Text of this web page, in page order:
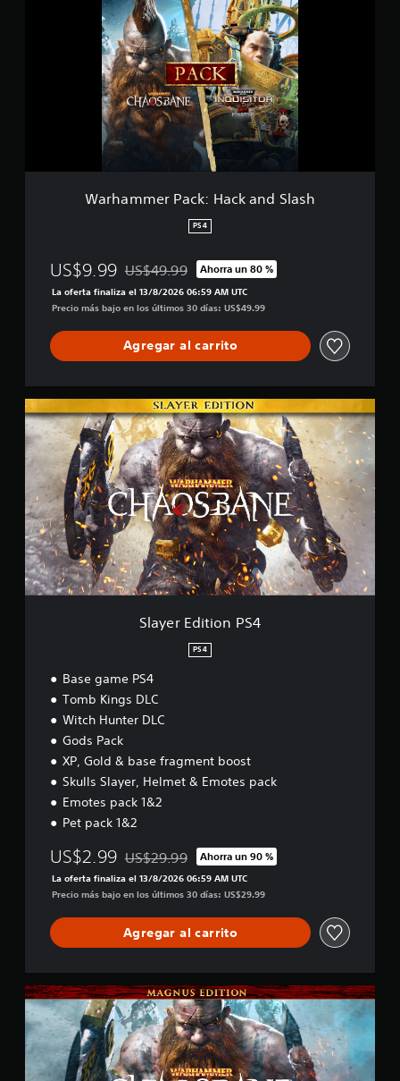
k
h
Warhammer Pack: Hack and Slash
PS4
US$9.99 Rebajado del precio original de US$49.99
US$49.99 Ahorra un 80 %
La oferta finaliza el 13/8/2026 06:59 AM UTC
Precio más bajo en los últimos 30 días: US$49.99
Agregar al carrito
S
l
a
y
e
E
d
i
t
i
o
n
Slayer Edition PS4
PS4
Base game PS4
Tomb Kings DLC
Witch Hunter DLC
Gods Pack
XP, Gold & base fragment boost
Skulls Slayer, Helmet & Emotes pack
Emotes pack 1&2
Pet pack 1&2
US$2.99 Rebajado del precio original de US$29.99
US$29.99 Ahorra un 90 %
La oferta finaliza el 13/8/2026 06:59 AM UTC
Precio más bajo en los últimos 30 días: US$29.99
Agregar al carrito
M
a
g
n
u